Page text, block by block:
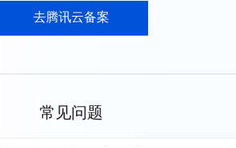
去腾讯云备案
常见问题